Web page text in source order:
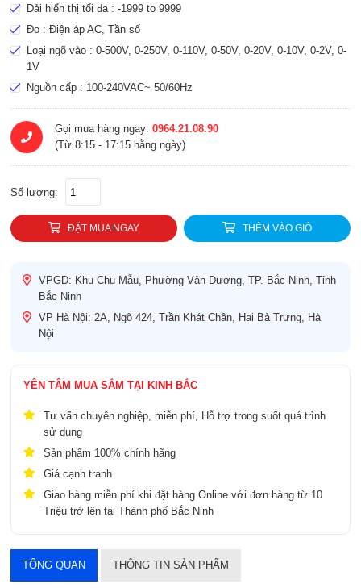
Dải hiển thị tối đa : -1999 to 9999
Đo : Điện áp AC, Tần số
Loại ngõ vào : 0-500V, 0-250V, 0-110V, 0-50V, 0-20V, 0-10V, 0-2V, 0-
1V
Nguồn cấp : 100-240VAC~ 50/60Hz
Gọi mua hàng ngay:0964.21.08.90
(Từ 8:15 - 17:15 hằng ngày)
Số lượng:
ĐẶT MUA NGAY THÊM VÀO GIỎ
VPGD: Khu Chu Mẫu, Phường Vân Dương, TP. Bắc Ninh, Tỉnh
Bắc Ninh
VP Hà Nội: 2A, Ngõ 424, Trần Khát Chân, Hai Bà Trưng, Hà
Nội
YÊN TÂM MUA SẮM TẠI KINH BẮC
Tư vấn chuyên nghiệp, miễn phí, Hỗ trợ trong suốt quá trình
sử dụng
Sản phẩm 100% chính hãng
Giá cạnh tranh
Giao hàng miễn phí khi đặt hàng Online với đơn hàng từ 10
Triệu trở lên tại Thành phố Bắc Ninh
TỔNG QUAN THÔNG TIN SẢN PHẨM